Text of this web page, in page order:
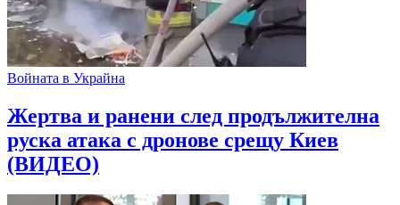
Войната в Украйна
Жертва и ранени след продължителна
руска атака с дронове срещу Киев
(ВИДЕО)